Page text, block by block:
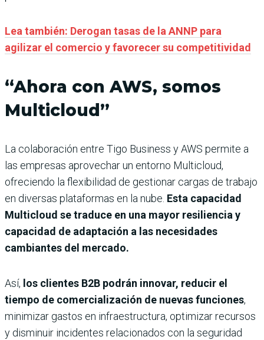
Lea también: Derogan tasas de la ANNP para
agilizar el comercio y favorecer su competitividad
“Ahora con AWS, somos
Multicloud”
La colaboración entre Tigo Business y AWS permite a
las empresas aprovechar un entorno Multicloud,
ofreciendo la flexibilidad de gestionar cargas de trabajo
en diversas plataformas en la nube. Esta capacidad
Multicloud se traduce en una mayor resiliencia y
capacidad de adaptación a las necesidades
cambiantes del mercado.
Así, los clientes B2B podrán innovar, reducir el
tiempo de comercialización de nuevas funciones,
minimizar gastos en infraestructura, optimizar recursos
y disminuir incidentes relacionados con la seguridad